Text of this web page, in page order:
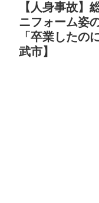
【人身事故】
ニフォーム姿
「卒業したの
武市】